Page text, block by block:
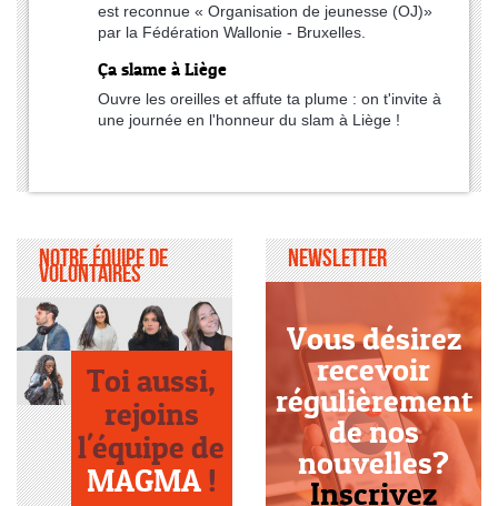
est reconnue « Organisation de jeunesse (OJ)»
par la Fédération Wallonie - Bruxelles.
Ça slame à Liège
Ouvre les oreilles et affute ta plume : on t'invite à
une journée en l'honneur du slam à Liège !
Notre équipe de
volontaires
Toi aussi,
rejoins
l'équipe de
MAGMA !
Newsletter
Vous désirez
recevoir
régulièrement
de nos
nouvelles?
Inscrivez